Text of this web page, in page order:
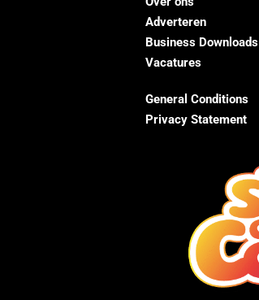
Adverteren
Business Downloads
Vacatures
General Conditions
Privacy Statement